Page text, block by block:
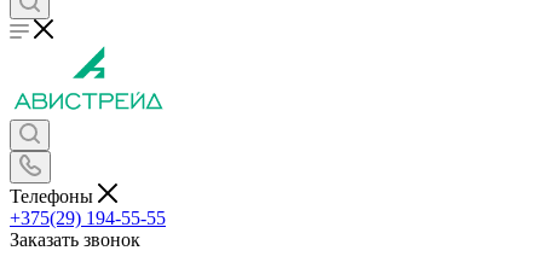
Телефоны
+375(29) 194-55-55
Заказать звонок